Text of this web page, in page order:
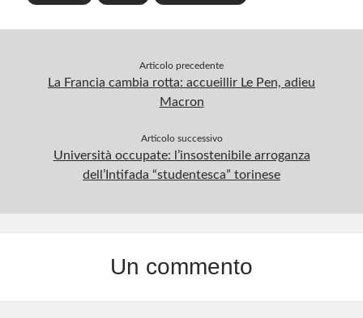
Articolo precedente
La Francia cambia rotta: accueillir Le Pen, adieu
Macron
Articolo successivo
Università occupate: l’insostenibile arroganza
dell’Intifada “studentesca” torinese
Un commento